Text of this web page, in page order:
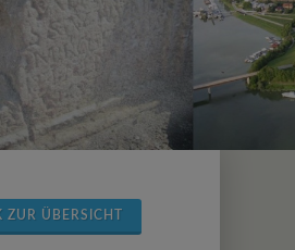
ZUR ÜBERSICHT